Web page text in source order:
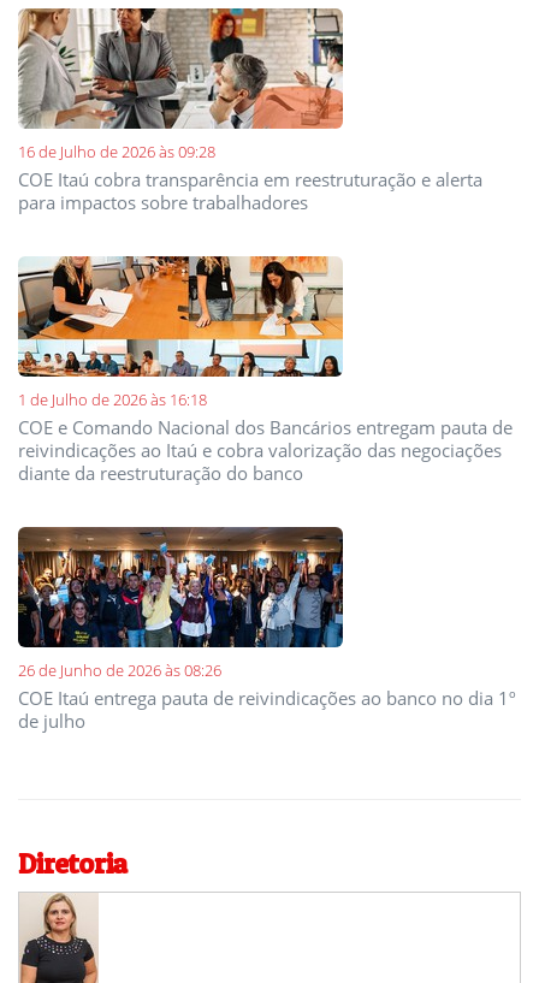
16 de Julho de 2026 às 09:28
COE Itaú cobra transparência em reestruturação e alerta
para impactos sobre trabalhadores
1 de Julho de 2026 às 16:18
COE e Comando Nacional dos Bancários entregam pauta de
reivindicações ao Itaú e cobra valorização das negociações
diante da reestruturação do banco
26 de Junho de 2026 às 08:26
COE Itaú entrega pauta de reivindicações ao banco no dia 1º
de julho
Diretoria